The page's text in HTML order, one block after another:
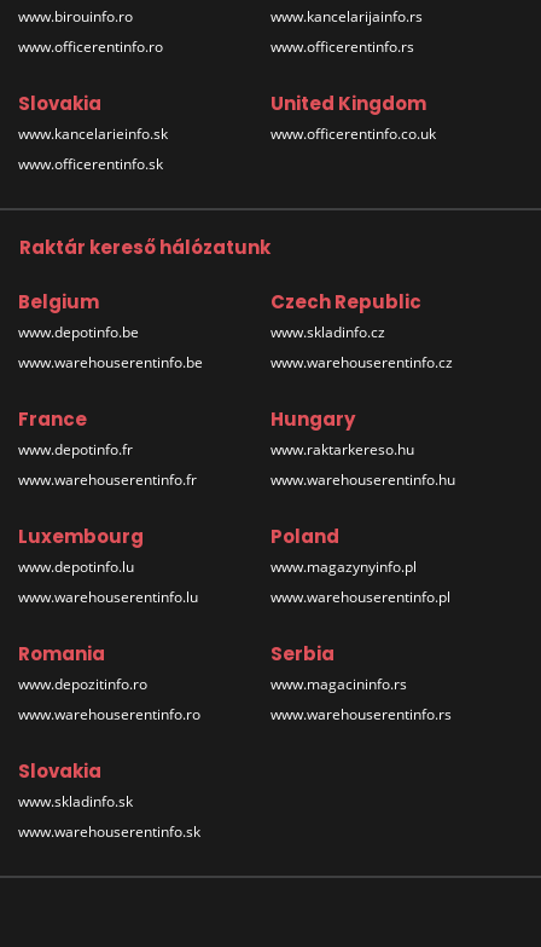
www.birouinfo.ro
www.officerentinfo.ro
www.kancelarijainfo.rs
www.officerentinfo.rs
Slovakia
www.kancelarieinfo.sk
www.officerentinfo.sk
United Kingdom
www.officerentinfo.co.uk
Raktár kereső hálózatunk
Belgium
www.depotinfo.be
www.warehouserentinfo.be
Czech Republic
www.skladinfo.cz
www.warehouserentinfo.cz
France
www.depotinfo.fr
www.warehouserentinfo.fr
Hungary
www.raktarkereso.hu
www.warehouserentinfo.hu
Luxembourg
www.depotinfo.lu
www.warehouserentinfo.lu
Poland
www.magazynyinfo.pl
www.warehouserentinfo.pl
Romania
www.depozitinfo.ro
www.warehouserentinfo.ro
Serbia
www.magacininfo.rs
www.warehouserentinfo.rs
Slovakia
www.skladinfo.sk
www.warehouserentinfo.sk